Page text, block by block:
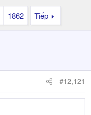
1862 Tiếp
#12,121